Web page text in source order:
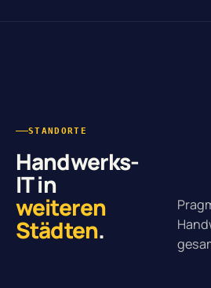
STANDORTE
Handwerks-
IT in
weiteren
Städten.